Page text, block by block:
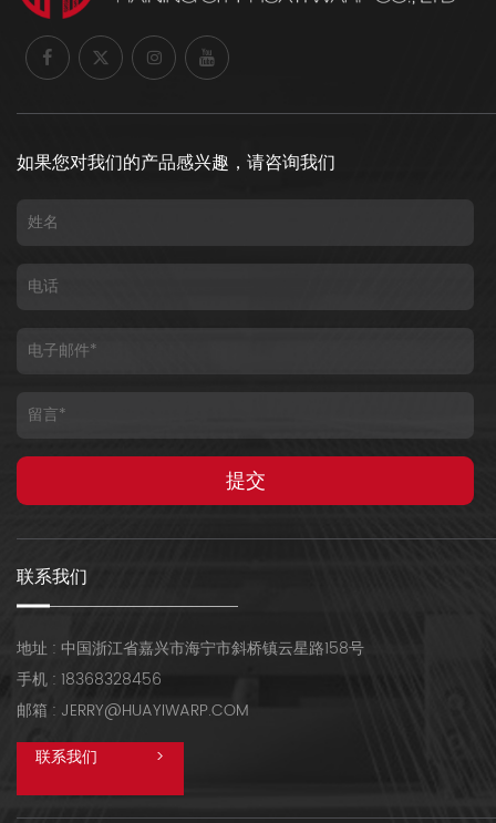
如果您对我们的产品感兴趣，请咨询我们
联系我们
地址 : 中国浙江省嘉兴市海宁市斜桥镇云星路158号
手机 : 18368328456
邮箱 : JERRY@HUAYIWARP.COM
联系我们
>